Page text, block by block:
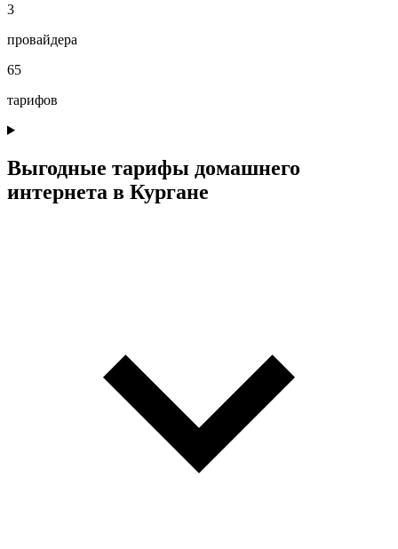
3
провайдера
65
тарифов
Выгодные тарифы домашнего
интернета в Кургане